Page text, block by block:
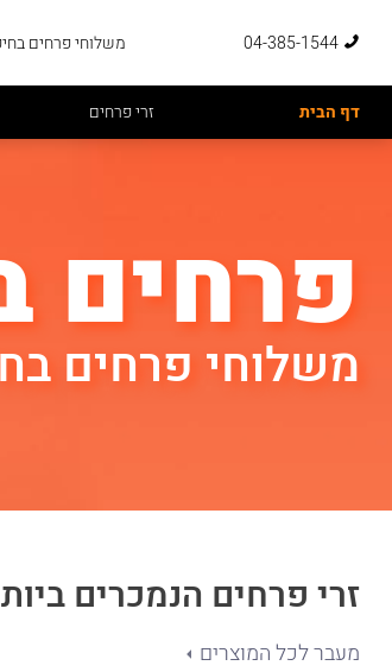
04-385-1544 משלוחי פרחים
דף הבית זרי פרחים
פרחים
משלוחי פרחים
זרי פרחים הנמכרים
מעבר לכל המוצרים